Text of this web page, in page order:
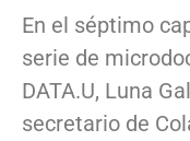
En el séptimo
serie de
DATA.U, Luna
secretario de